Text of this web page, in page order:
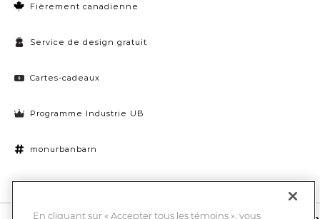
Fièrement canadienne
Service de design gratuit
Cartes-cadeaux
Programme Industrie UB
monurbanbarn
Paramètres des témoins
En cliquant sur « Accepter tous les témoins », vous